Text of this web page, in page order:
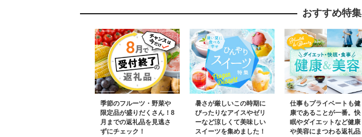
料無料(EV-3)
おすすめ特集
季節のフルーツ・野菜や
限定品が盛りだくさん！8
月までの返礼品を見逃さ
ずにチェック！
暑さが厳しいこの時期に
ぴったりなアイスやゼリ
ーなど涼しくて美味しい
スイーツを集めました！
仕事もプライベートも健
康であることが一番。快
眠やダイエットなど健康
や美容にまつわる返礼品